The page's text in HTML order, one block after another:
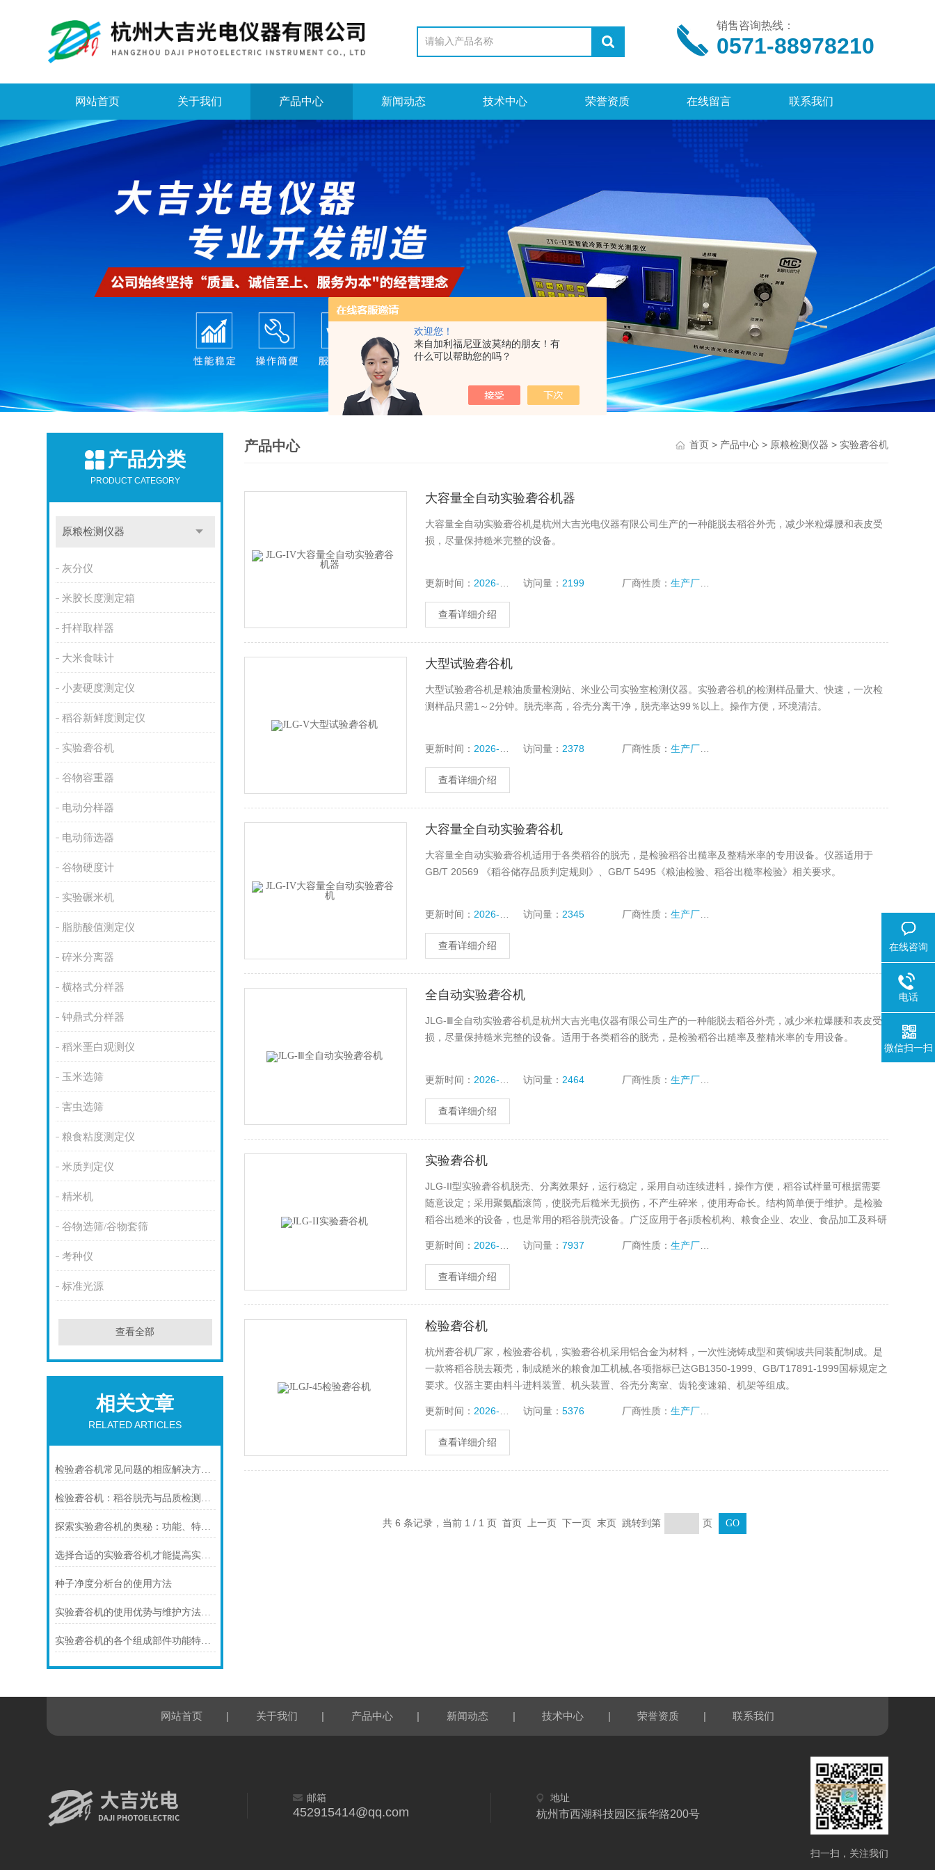
欢迎您！
来自加利福尼亚波莫纳的朋友！有
什么可以帮助您的吗？
销售咨询热线：
0571-88978210
网站首页 关于我们 产品中心 新闻动态 技术中心 荣誉资质 在线留言 联系我们
产品分类
PRODUCT CATEGORY
原粮检测仪器
灰分仪
米胶长度测定箱
扦样取样器
大米食味计
小麦硬度测定仪
稻谷新鲜度测定仪
实验砻谷机
谷物容重器
电动分样器
电动筛选器
谷物硬度计
实验碾米机
脂肪酸值测定仪
碎米分离器
横格式分样器
钟鼎式分样器
稻米垩白观测仪
玉米选筛
害虫选筛
粮食粘度测定仪
米质判定仪
精米机
谷物选筛/谷物套筛
考种仪
标准光源
查看全部
相关文章
RELATED ARTICLES
检验砻谷机常见问题的相应解决方法分享
检验砻谷机：稻谷脱壳与品质检测的精密利器
探索实验砻谷机的奥秘：功能、特点与操作指南
选择合适的实验砻谷机才能提高实验室工作效率和结果质量
种子净度分析台的使用方法
实验砻谷机的使用优势与维护方法详解
实验砻谷机的各个组成部件功能特点分享
产品中心 首页> 产品中心> 原粮检测仪器 > 实验砻谷机
大容量全自动实验砻谷机器
大容量全自动实验砻谷机是杭州大吉光电仪器有限公司生产的一种能脱去稻谷外壳，减少米粒爆腰和表皮受
损，尽量保持糙米完整的设备。
更新时间： 2026-07-28 访问量： 2199 厂商性质： 生产厂家
查看详细介绍
大型试验砻谷机
大型试验砻谷机是粮油质量检测站、米业公司实验室检测仪器。实验砻谷机的检测样品量大、快速，一次检
测样品只需1～2分钟。脱壳率高，谷壳分离干净，脱壳率达99％以上。操作方便，环境清洁。
更新时间： 2026-07-28 访问量： 2378 厂商性质： 生产厂家
查看详细介绍
大容量全自动实验砻谷机
大容量全自动实验砻谷机适用于各类稻谷的脱壳，是检验稻谷出糙率及整精米率的专用设备。仪器适用于
GB/T 20569 《稻谷储存品质判定规则》、GB/T 5495《粮油检验、稻谷出糙率检验》相关要求。
更新时间： 2026-03-25 访问量： 2345 厂商性质： 生产厂家
查看详细介绍
全自动实验砻谷机
JLG-Ⅲ全自动实验砻谷机是杭州大吉光电仪器有限公司生产的一种能脱去稻谷外壳，减少米粒爆腰和表皮受
损，尽量保持糙米完整的设备。适用于各类稻谷的脱壳，是检验稻谷出糙率及整精米率的专用设备。
更新时间： 2026-07-28 访问量： 2464 厂商性质： 生产厂家
查看详细介绍
实验砻谷机
JLG-II型实验砻谷机脱壳、分离效果好，运行稳定，采用自动连续进料，操作方便，稻谷试样量可根据需要
随意设定；采用聚氨酯滚筒，使脱壳后糙米无损伤，不产生碎米，使用寿命长。结构简单便于维护。是检验
稻谷出糙米的设备，也是常用的稻谷脱壳设备。广泛应用于各ji质检机构、粮食企业、农业、食品加工及科研
更新时间： 2026-07-28 访问量：7937 厂商性质： 生产厂家
查看详细介绍
检验砻谷机
杭州砻谷机厂家，检验砻谷机，实验砻谷机采用铝合金为材料，一次性浇铸成型和黄铜坡共同装配制成。是
一款将稻谷脱去颖壳，制成糙米的粮食加工机械,各项指标已达GB1350-1999、GB/T17891-1999国标规定之
要求。仪器主要由料斗进料装置、机头装置、谷壳分离室、齿轮变速箱、机架等组成。
更新时间： 2026-07-28 访问量：5376 厂商性质： 生产厂家
查看详细介绍
共 6 条记录，当前 1 / 1 页 首页 上一页 下一页 末页 跳转到第 页
网站首页 | 关于我们 | 产品中心 | 新闻动态 | 技术中心 | 荣誉资质 | 联系我们
邮箱
452915414@qq.com
地址
杭州市西湖科技园区振华路200号
扫一扫，关注我们
在线咨询
电话
微信扫一扫